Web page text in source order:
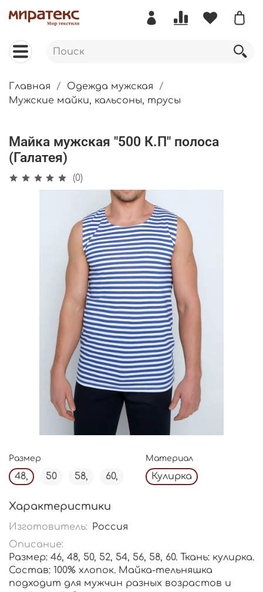
Главная
Одежда мужская
Мужские майки, кальсоны, трусы
Майка мужская "500 К.П" полоса
(Галатея)
(0)
Размер
48, 50 58, 60,
Материал
Кулирка
Характеристики
Изготовитель: Россия
Описание:
Размер: 46, 48, 50, 52, 54, 56, 58, 60. Ткань: кулирка.
Состав: 100% хлопок. Майка-тельняшка
подходит для мужчин разных возрастов и